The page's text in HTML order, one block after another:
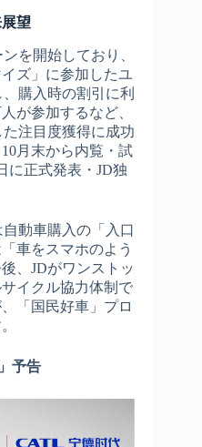
望
を開始しており、
ズ」に参加したユ
購入時の割引に利
が参加するなど、
注目度獲得に成功
月末から内覧・試
に正式発表・JD独
動車購入の「入口
車をスマホのよう
、JDがワンストッ
イクル協力体制で
「国民好車」プロ
予告